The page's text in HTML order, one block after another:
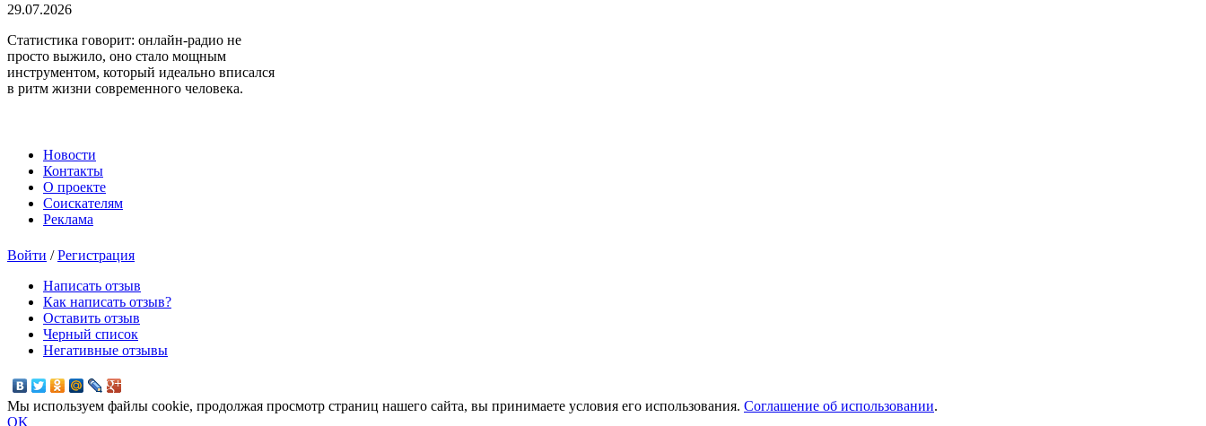
29.07.2026
Статистика говорит: онлайн-радио не
просто выжило, оно стало мощным
инструментом, который идеально вписался
в ритм жизни современного человека.
Новости
Контакты
О проекте
Соискателям
Реклама
Войти /Регистрация
Написать отзыв
Как написать отзыв?
Оставить отзыв
Черный список
Негативные отзывы
Мы используем файлы cookie, продолжая просмотр страниц нашего сайта, вы принимаете условия его использования. Соглашение об использовании.
OK